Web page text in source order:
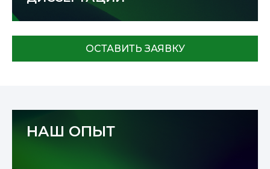
ОСТАВИТЬ ЗАЯВКУ
НАШ ОПЫТ